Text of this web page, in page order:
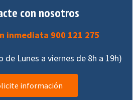
con nosotros
inmediata 900 121 275
Lunes a viernes de 8h a 19h)
información